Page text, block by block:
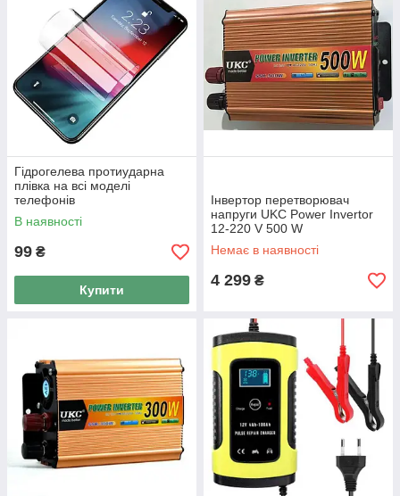
Гідрогелева протиударна
плівка на всі моделі
телефонів
В наявності
99 ₴
Купити
Інвертор перетворювач
напруги UKC Power Invertor
12-220 V 500 W
Немає в наявності
4 299 ₴